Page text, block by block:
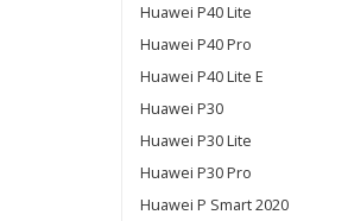
Huawei P40 Lite
Huawei P40 Pro
Huawei P40 Lite E
Huawei P30
Huawei P30 Lite
Huawei P30 Pro
Huawei P Smart 2020